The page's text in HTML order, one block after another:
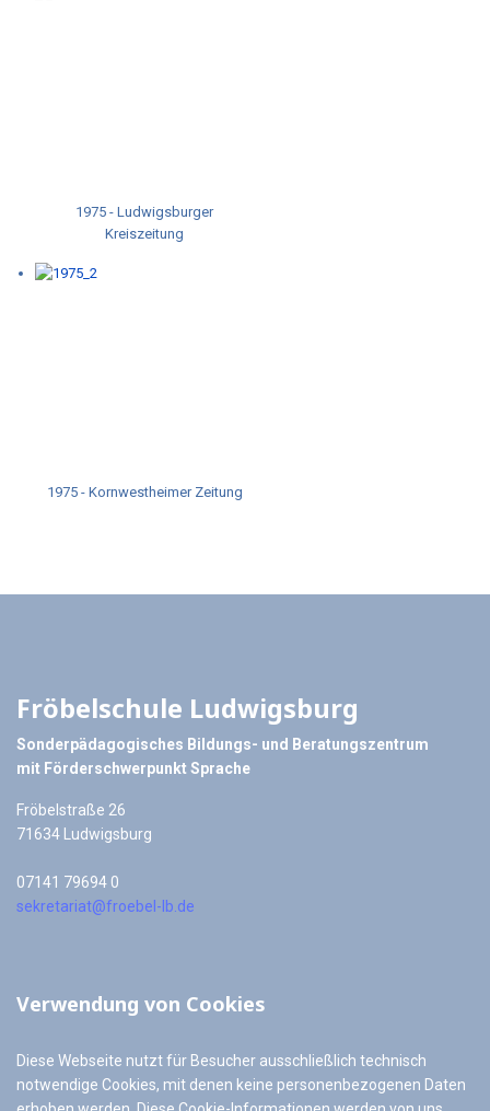
1975 - Ludwigsburger
Kreiszeitung
1975 - Kornwestheimer Zeitung
Fröbelschule Ludwigsburg
Sonderpädagogisches Bildungs- und Beratungszentrum
mit Förderschwerpunkt Sprache
Fröbelstraße 26
71634 Ludwigsburg
07141 79694 0
sekretariat@froebel-lb.de
Verwendung von Cookies
Diese Webseite nutzt für Besucher ausschließlich technisch
notwendige Cookies, mit denen keine personenbezogenen Daten